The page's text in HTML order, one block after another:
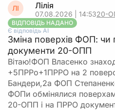
ЛІ Лілія
07.08.2026 | 14:5320-
ВІДПОВІДЬ НАДАНО
Є відповідь АІ
Зміна поверхів ФОП: чи
документи 20-ОПП
Вітаю!ФОП Власенко
+5ПРРо+1ПРРО на 2
Бандери,2а ФОП
ФОПи обмінялися
20-ОПП і на ПРРО